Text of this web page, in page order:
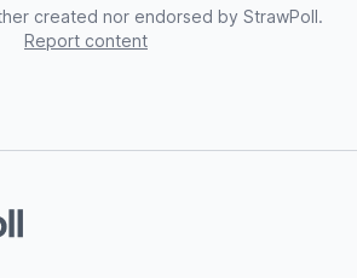
created nor endorsed by StrawPoll.
Report content